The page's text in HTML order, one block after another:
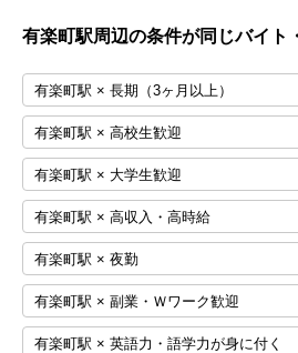
有楽町駅周辺の条件が同じバイト
有楽町駅 × 長期（3ヶ月以上）
有楽町駅 × 高校生歓迎
有楽町駅 × 大学生歓迎
有楽町駅 × 高収入・高時給
有楽町駅 × 夜勤
有楽町駅 × 副業・Ｗワーク歓迎
有楽町駅 × 英語力・語学力が身に付く